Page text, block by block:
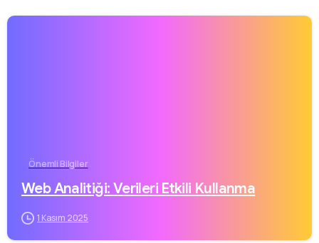
Önemli Bilgiler
Web Analitiği: Verileri Etkili Kullanma
1 Kasım 2025